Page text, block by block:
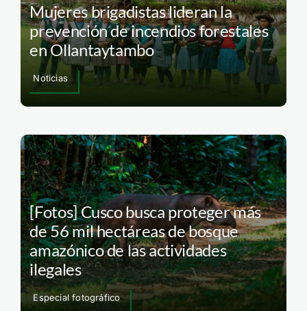
Mujeres brigadistas lideran la
prevención de incendios forestales
en Ollantaytambo
Noticias
[Fotos] Cusco busca proteger más
de 56 mil hectáreas de bosque
amazónico de las actividades
ilegales
Especial fotográfico